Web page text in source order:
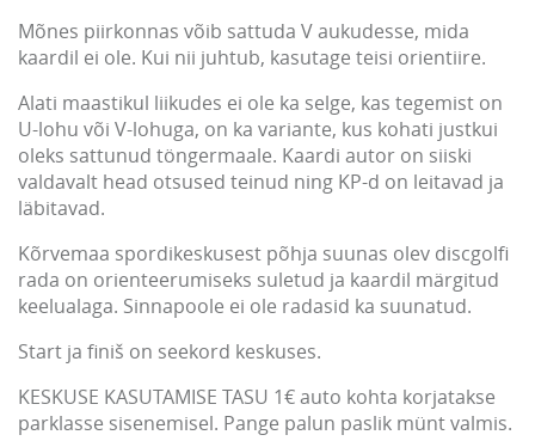
Mõnes piirkonnas võib sattuda V aukudesse, mida
kaardil ei ole. Kui nii juhtub, kasutage teisi orientiire.
Alati maastikul liikudes ei ole ka selge, kas tegemist on
U-lohu või V-lohuga, on ka variante, kus kohati justkui
oleks sattunud töngermaale. Kaardi autor on siiski
valdavalt head otsused teinud ning KP-d on leitavad ja
läbitavad.
Kõrvemaa spordikeskusest põhja suunas olev discgolfi
rada on orienteerumiseks suletud ja kaardil märgitud
keelualaga. Sinnapoole ei ole radasid ka suunatud.
Start ja finiš on seekord keskuses.
KESKUSE KASUTAMISE TASU 1€ auto kohta korjatakse
parklasse sisenemisel. Pange palun paslik münt valmis.